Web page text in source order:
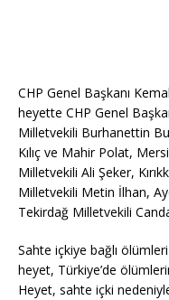
CHP Genel Başkanı
heyette CHP Genel
Milletvekili Burhanettin
Kılıç ve Mahir Polat,
Milletvekili Ali Şeker,
Milletvekili Metin İlhan,
Tekirdağ Milletvekili
Sahte içkiye bağlı
heyet, Türkiye’de
Heyet, sahte içki